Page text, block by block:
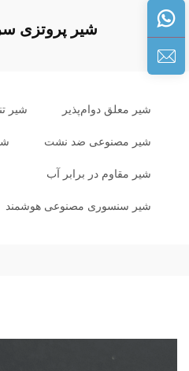
شیر پروتزی
شیر معلق دوام‌پذیر شیر
شیر مصنوعی ضد نشت
شیر مقاوم در برابر آب
شیر سنسوری مصنوعی هوشمند